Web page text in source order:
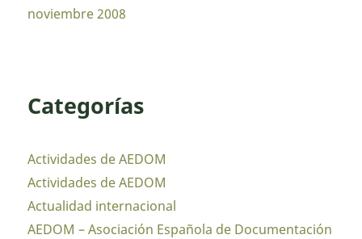
noviembre 2008
Categorías
Actividades de AEDOM
Actividades de AEDOM
Actualidad internacional
AEDOM – Asociación Española de Documentación